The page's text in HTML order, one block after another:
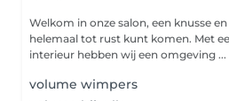
Welkom in onze salon, een knusse
helemaal tot rust kunt komen. Met
interieur hebben wij een omgeving ...
volume wimpers